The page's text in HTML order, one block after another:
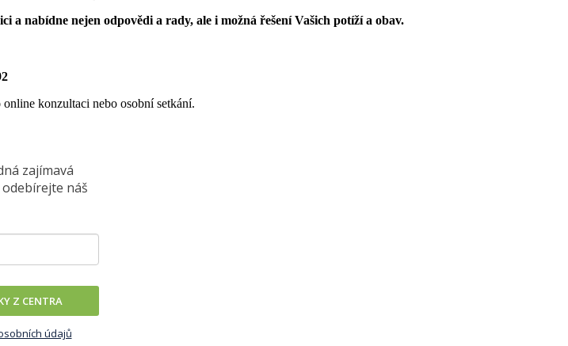
nabídne nejen odpovědi a rady, ale i možná řešení Vašich potíží a obav.
konzultaci nebo osobní setkání.
zajímavá
náš
Z CENTRA
údajů